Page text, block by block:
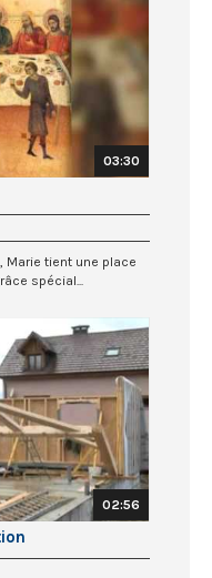
03:30
Marie tient une place
spécial...
02:56